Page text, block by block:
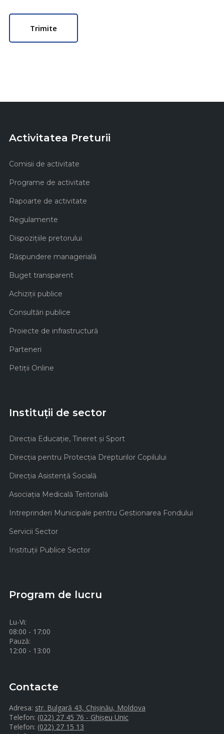
Activitatea Preturii
Comisii de activitate
Programe de activitate
Rapoarte de activitate
Regulamente
Dispozițiile pretorului
Răspundere managerială
Buget transparent
Achiziţii publice
Consultări publice
Proiecte de infrastructură
Parteneri
Petiții Online
Instituții de sector
Direcţia Educaţie, Tineret şi Sport
Direcţia pentru Protecţia Drepturilor Copilului
Direcţia Asistenţă Socială
Asociaţia Medicală Teritorială
Intreprinderi Municipale pentru Gestionarea Fondului
Servicii Sector
Instituţii Publice Sector
Program de lucru
Lu-Vi:
08:00 - 17:00
Pauză:
12:00 - 13:00
Contacte
Adresa: str. Bulgară 43, Chișinău, Moldova
Telefon: (022) 27 45 76 - Ghișeu Unic
Telefon: (022) 27 15 13